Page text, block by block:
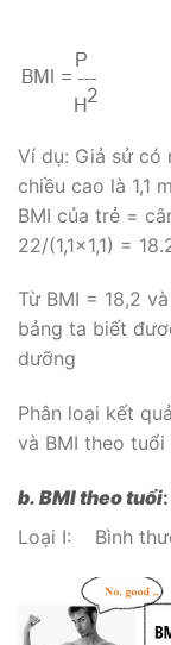
Ví dụ: Giả sử có
chiều cao là 1,1
BMI của trẻ =
22/(1,1×1,1) =
Từ BMI = 18,2
bảng ta biết
dưỡng
Phân loại kết
và BMI theo
b. BMI theo tuổi:
Loại I: Bình